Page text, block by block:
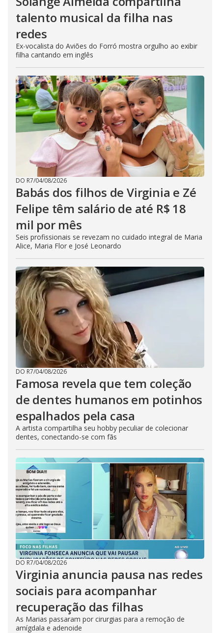
talento musical da filha nas
redes
Ex-vocalista do Aviões do Forró mostra orgulho ao exibir
filha cantando em inglês
DO R7/04/08/2026
Babás dos filhos de Virginia e Zé
Felipe têm salário de até R$ 18
mil por mês
Seis profissionais se revezam no cuidado integral de Maria
Alice, Maria Flor e José Leonardo
DO R7/04/08/2026
Famosa revela que tem coleção
de dentes humanos em potinhos
espalhados pela casa
A artista compartilha seu hobby peculiar de colecionar
dentes, conectando-se com fãs
DO R7/04/08/2026
Virginia anuncia pausa nas redes
sociais para acompanhar
recuperação das filhas
As Marias passaram por cirurgias para a remoção de
amígdala e adenoide